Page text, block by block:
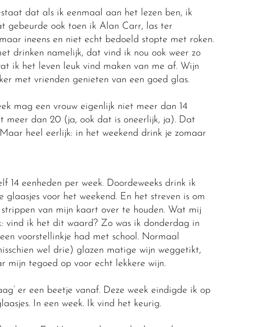
dat als ik eenmaal aan het lezen ben, ik
gebeurde ook toen ik Alan Carr, las ter
ineens en niet echt bedoeld stopte met roken.
drinken namelijk, dat vind ik nou ook weer zo
ik het leven leuk vind maken van me af. Wijn
met vrienden genieten van een goed glas.
mag een vrouw eigenlijk niet meer dan 14
meer dan 20 (ja, ook dat is oneerlijk, ja). Dat
heel eerlijk: in het weekend drink je zomaar
14 eenheden per week. Doordeweeks drink ik
glaasjes voor het weekend. En het streven is om
van mijn kaart over te houden. Wat mij
vind ik het dit waard? Zo was ik donderdag in
voorstellinkje had met school. Normaal
wel drie) glazen matige wijn weggetikt,
mijn tegoed op voor echt lekkere wijn.
er een beetje vanaf. Deze week eindigde ik op
In een week. Ik vind het keurig.